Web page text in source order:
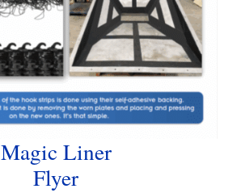
Magic Liner
Flyer